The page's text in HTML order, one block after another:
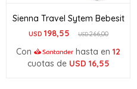
Sienna Travel Sytem Bebesit
USD 198,55 USD266,00
Con hasta en 12
cuotas de USD 16,55